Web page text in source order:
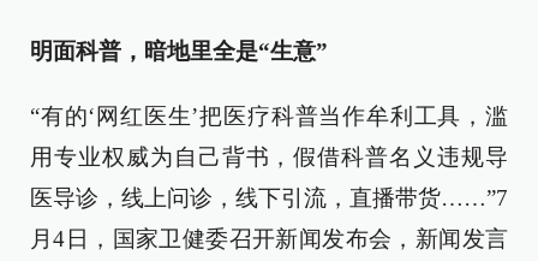
明面科普，暗地里全是“生意”
“有的‘网红医生’把医疗科普当作牟利工具，滥
用专业权威为自己背书，假借科普名义违规导
医导诊，线上问诊，线下引流，直播带货……”7
月4日，国家卫健委召开新闻发布会，新闻发言